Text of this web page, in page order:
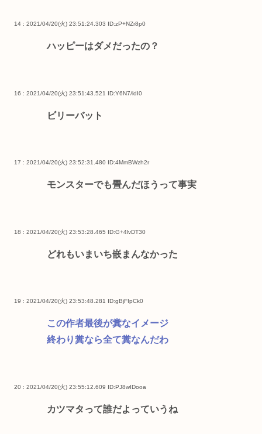
14 : 2021/04/20(火) 23:51:24.303 ID:zP+NZr8p0
ハッピーはダメだったの？
16 : 2021/04/20(火) 23:51:43.521 ID:Y6N7/ldI0
ビリーバット
17 : 2021/04/20(火) 23:52:31.480 ID:4MmBWzh2r
モンスターでも畳んだほうって事実
18 : 2021/04/20(火) 23:53:28.465 ID:G+4lvDT30
どれもいまいち嵌まんなかった
19 : 2021/04/20(火) 23:53:48.281 ID:gBjFIpCk0
この作者最後が糞なイメージ
終わり糞なら全て糞なんだわ
20 : 2021/04/20(火) 23:55:12.609 ID:PJ8wIDooa
カツマタって誰だよっていうね